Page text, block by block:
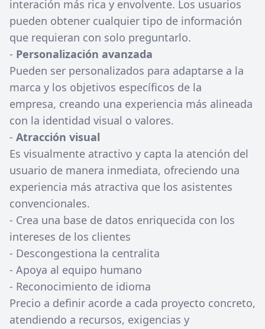
interación más rica y envolvente. Los usuarios
pueden obtener cualquier tipo de información
que requieran con solo preguntarlo.
- Personalización avanzada
Pueden ser personalizados para adaptarse a la
marca y los objetivos específicos de la
empresa, creando una experiencia más alineada
con la identidad visual o valores.
- Atracción visual
Es visualmente atractivo y capta la atención del
usuario de manera inmediata, ofreciendo una
experiencia más atractiva que los asistentes
convencionales.
- Crea una base de datos enriquecida con los
intereses de los clientes
- Descongestiona la centralita
- Apoya al equipo humano
- Reconocimiento de idioma
Precio a definir acorde a cada proyecto concreto,
atendiendo a recursos, exigencias y